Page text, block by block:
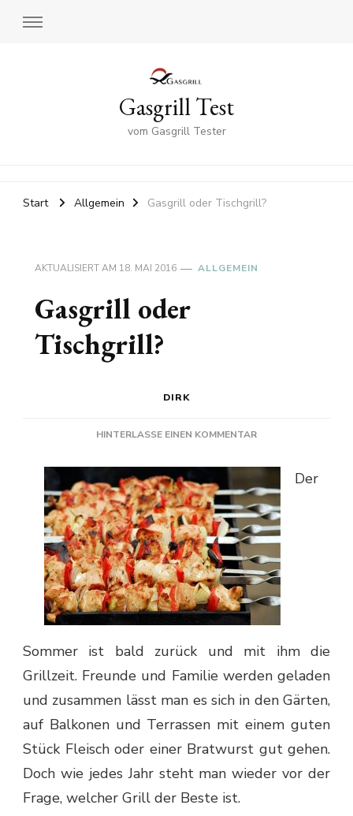
Gasgrill Test
vom Gasgrill Tester
Start Allgemein Gasgrill oder Tischgrill?
AKTUALISIERT AM 18. MAI 2016 ALLGEMEIN
Gasgrill oder
Tischgrill?
DIRK
HINTERLASSE EINEN KOMMENTARZU
ODER
TISCHGRILL?
Der
Sommer ist bald zurück und mit ihm die
Grillzeit. Freunde und Familie werden geladen
und zusammen lässt man es sich in den Gärten,
auf Balkonen und Terrassen mit einem guten
Stück Fleisch oder einer Bratwurst gut gehen.
Doch wie jedes Jahr steht man wieder vor der
Frage, welcher Grill der Beste ist.